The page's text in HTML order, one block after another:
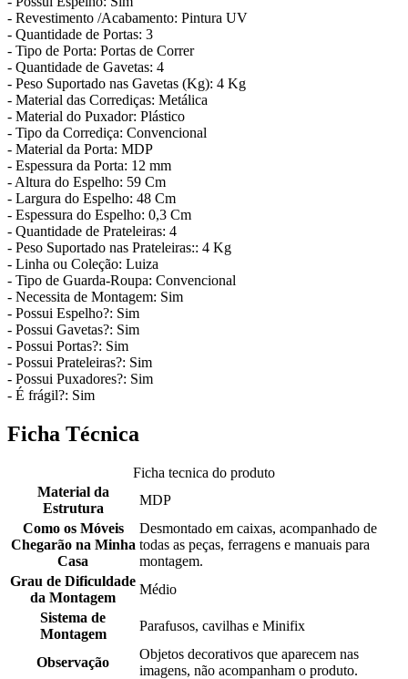
- Revestimento /Acabamento: Pintura UV
- Quantidade de Portas: 3
- Tipo de Porta: Portas de Correr
- Quantidade de Gavetas: 4
- Peso Suportado nas Gavetas (Kg): 4 Kg
- Material das Corrediças: Metálica
- Material do Puxador: Plástico
- Tipo da Corrediça: Convencional
- Material da Porta: MDP
- Espessura da Porta: 12 mm
- Altura do Espelho: 59 Cm
- Largura do Espelho: 48 Cm
- Espessura do Espelho: 0,3 Cm
- Quantidade de Prateleiras: 4
- Peso Suportado nas Prateleiras:: 4 Kg
- Linha ou Coleção: Luiza
- Tipo de Guarda-Roupa: Convencional
- Necessita de Montagem: Sim
- Possui Espelho?: Sim
- Possui Gavetas?: Sim
- Possui Portas?: Sim
- Possui Prateleiras?: Sim
- Possui Puxadores?: Sim
- É frágil?: Sim
Ficha Técnica
Ficha tecnica do produto
Material da
Estrutura
MDP
Como os Móveis
Chegarão na Minha
Casa
Desmontado em caixas, acompanhado de
todas as peças, ferragens e manuais para
montagem.
Grau de Dificuldade
da Montagem
Médio
Sistema de
Montagem
Parafusos, cavilhas e Minifix
Observação
Objetos decorativos que aparecem nas
imagens, não acompanham o produto.